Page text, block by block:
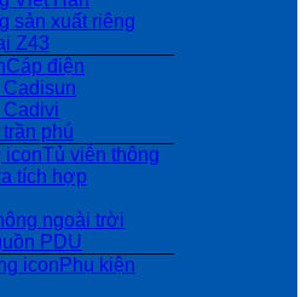
sản xuất riêng
Z43
Cáp điện
Cadivi
phú
Tủ viễn thông
tích hợp
ngoài trời
PDU
Phụ kiện